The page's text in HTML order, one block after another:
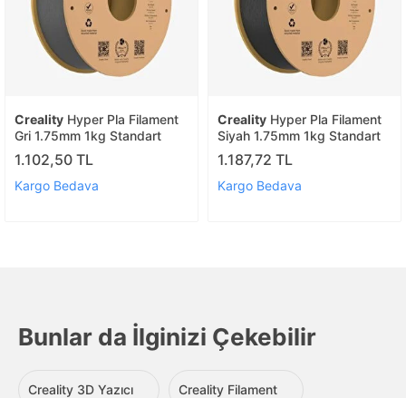
Creality Hyper Pla Filament
Gri 1.75mm 1kg Standart
1.102,50 TL
Kargo Bedava
Creality Hyper Pla Filament
Siyah 1.75mm 1kg Standart
1.187,72 TL
Kargo Bedava
Bunlar da İlginizi Çekebilir
Creality 3D Yazıcı Creality Filament